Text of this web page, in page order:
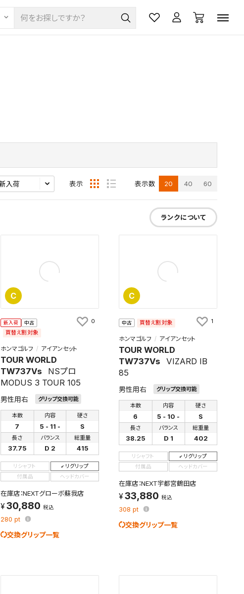
表示 表示数 20 40 60
ランクについて
C
新入荷 中古
買替え割対象
ホンマゴルフ アイアンセット
TOUR WORLD
TW737Vs
NSプロ
MODUS 3 TOUR 105
男性用右 グリップ交換可能
本数
7
内容
5 - 11 -
硬さ
S
長さ
37.75
バランス
D 2
総重量
415
リシャフト
リグリップ
付属品
ヘッドカバー
在庫店：NEXTグローボ蘇我店
30,880 税込
280 pt
交換グリップ一覧
0
C
中古 買替え割対象
ホンマゴルフ アイアンセット
TOUR WORLD
TW737Vs
VIZARD IB
85
男性用右 グリップ交換可能
本数
6
内容
5 - 10 -
硬さ
S
長さ
38.25
バランス
D 1
総重量
402
リシャフト
リグリップ
付属品
ヘッドカバー
在庫店：NEXT宇都宮鶴田店
33,880 税込
308pt
交換グリップ一覧
1